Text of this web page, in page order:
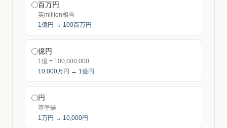
百万円
英million相当
1億円 → 100百万円
億円
1億 = 100,000,000
10,000万円 → 1億円
円
基準値
1万円 → 10,000円